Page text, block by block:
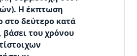
Η έκπτωση
στο δεύτερο κατά
του χρόνου